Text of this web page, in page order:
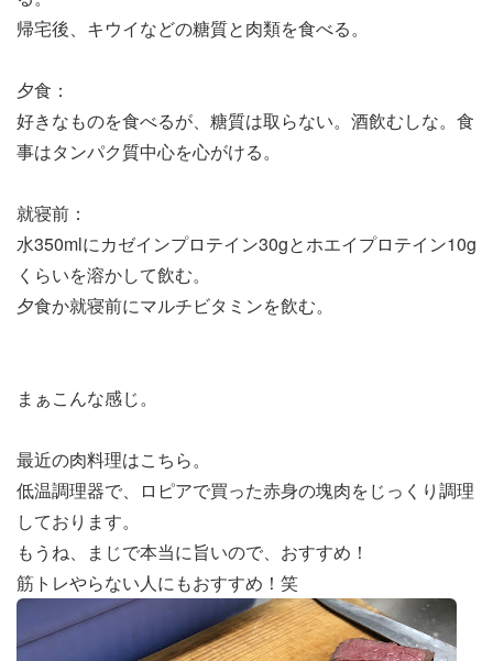
帰宅後、キウイなどの糖質と肉類を食べる。
夕食：
好きなものを食べるが、糖質は取らない。酒飲むしな。食
事はタンパク質中心を心がける。
就寝前：
水350mlにカゼインプロテイン30gとホエイプロテイン10g
くらいを溶かして飲む。
夕食か就寝前にマルチビタミンを飲む。
まぁこんな感じ。
最近の肉料理はこちら。
低温調理器で、ロピアで買った赤身の塊肉をじっくり調理
しております。
もうね、まじで本当に旨いので、おすすめ！
筋トレやらない人にもおすすめ！笑